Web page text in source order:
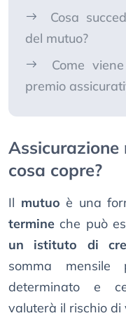
Cosa
del mutuo?
Come
premio
cosa copre?
Il mutuo è una
termine che può
un istituto di
somma
determinato e
valuterà il rischio